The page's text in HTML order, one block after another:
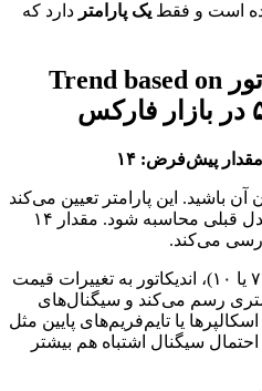
است و فقط یک پارامتر دارد که
آن باشید. این پارامتر تعیین می‌کند
که اندیکاتور ویلیامز روی چند کندل قبلی محاسبه شود. مقدار ۱۴
(مثلاً ۷ یا ۱۰)، اندیکاتور به تغییرات قیمت
رسم می‌کند و سیگنال‌های
یا تایم‌فریم‌های پایین مثل
احتمال سیگنال اشتباه هم بیشتر